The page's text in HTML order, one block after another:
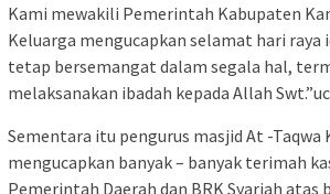
Kami mewakili Pemerintah Kabupaten
Keluarga mengucapkan selamat hari raya
tetap bersemangat dalam segala hal,
melaksanakan ibadah kepada Allah
Sementara itu pengurus masjid At -Taqwa
mengucapkan banyak – banyak terimah
Pemerintah Daerah dan BRK Syariah atas